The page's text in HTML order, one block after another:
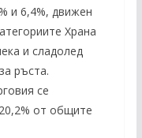
и 6,4%, движен
Храна
и сладолед
ръста.
се
от общите